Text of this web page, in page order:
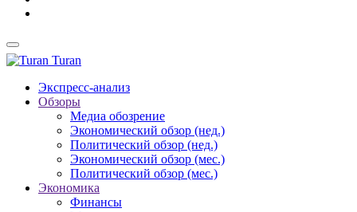
Turan
Экспресс-анализ
Обзоры
Медиа обозрение
Экономический обзор (нед.)
Политический обзор (нед.)
Экономический обзор (мес.)
Политический обзор (мес.)
Экономика
Финансы